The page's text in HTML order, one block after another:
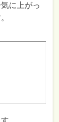
に上がっ
。